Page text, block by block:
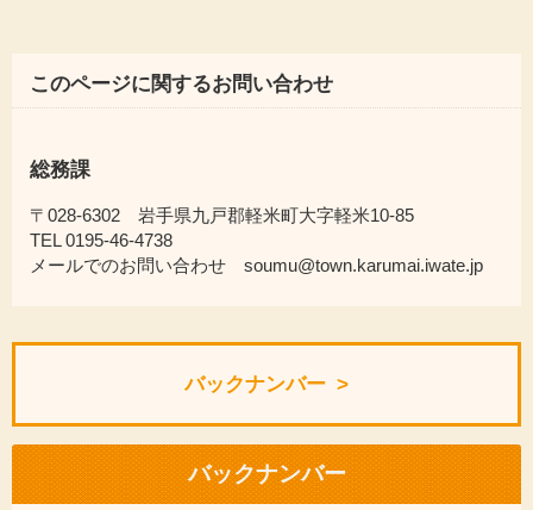
このページに関するお問い合わせ
総務課
〒028-6302 岩手県九戸郡軽米町大字軽米10-85
TEL 0195-46-4738
メールでのお問い合わせ soumu@town.karumai.iwate.jp
バックナンバー
バックナンバー